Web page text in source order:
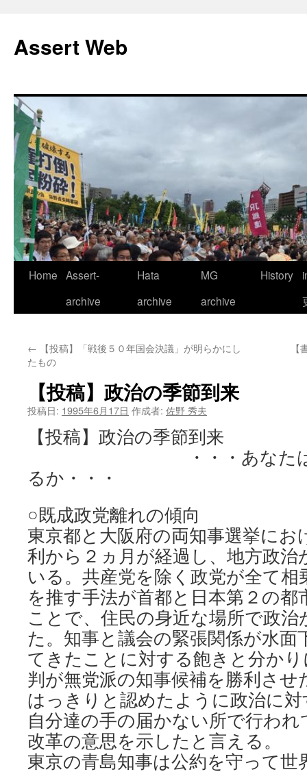
テ
ン
ス
キ
ッ
プ
Assert Web
Home Assert-
archive
Hata
archive
MG
archive
History
← 【投稿】「戦後５０年国会決議」が明らかにし
たもの
【投稿】政治の季節到来
投稿日: 1995年6月17日 作成者: 佐野 秀夫
【投稿】政治の季節到来
・・・あなたは幕末
るか・・・
○既成政党離れの傾向
東京都と大阪府の両知事選挙にお
利から２ヵ月が経過し、地方政治
いる。共産党を除く政党が全て相
を推す手法が首都と日本第２の都
ことで、住民の身近な場所で政
た。知事と議会の緊張関係が水面
てきたことに対する飽きと分か
判が無党派の知事候補を勝利させ
はっきりと認めたように政治に
自分達の手の届かない所で行わ
改革の意思を示したと言える。
東京の青島知事は公約を守って世